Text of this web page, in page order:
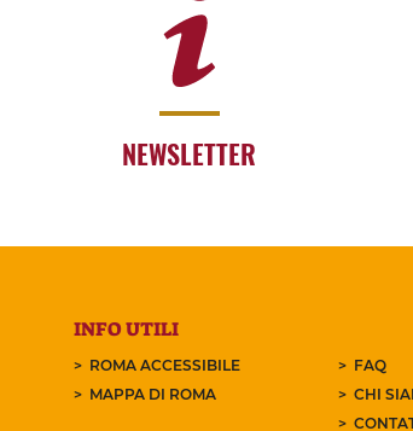
NEWSLETTER
INFO UTILI
ROMA ACCESSIBILE
MAPPA DI ROMA
FAQ
CHI